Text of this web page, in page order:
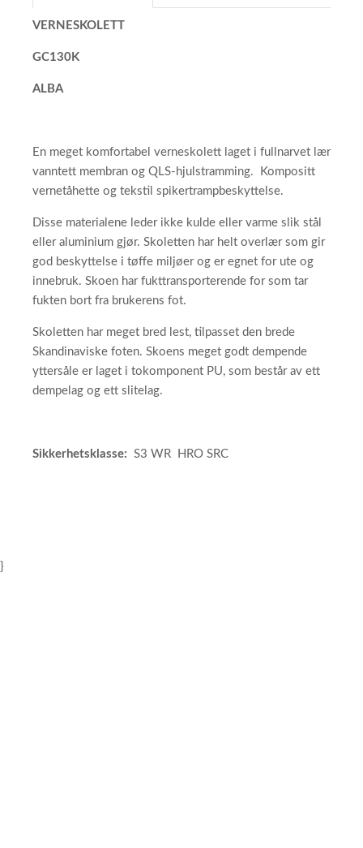
VERNESKOLETT
GC130K
ALBA
En meget komfortabel verneskolett laget i fullnarvet lær
vanntett membran og QLS-hjulstramming. Kompositt
vernetåhette og tekstil spikertrampbeskyttelse.
Disse materialene leder ikke kulde eller varme slik stål
eller aluminium gjør. Skoletten har helt overlær som gir
god beskyttelse i tøffe miljøer og er egnet for ute og
innebruk. Skoen har fukttransporterende for som tar
fukten bort fra brukerens fot.
Skoletten har meget bred lest, tilpasset den brede
Skandinaviske foten. Skoens meget godt dempende
yttersåle er laget i tokomponent PU, som består av ett
dempelag og ett slitelag.
Sikkerhetsklasse: S3 WR HRO SRC
}